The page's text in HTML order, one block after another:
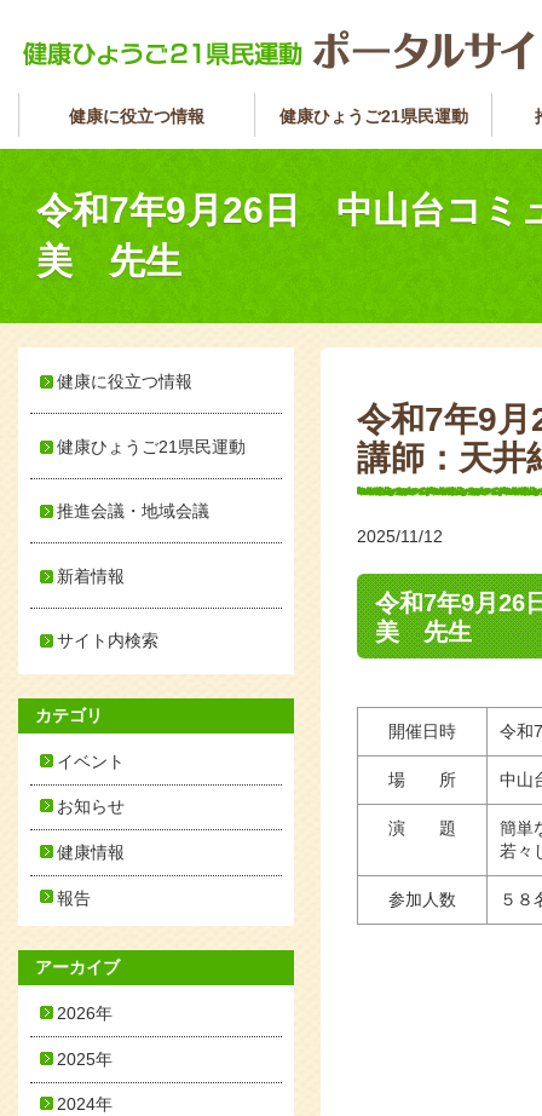
健康に役立つ情報 健康ひょうご21県民運動
令和7年9月26日 中山台コミ
美 先生
令和7年9
講師：天
2025/11/12
令和7年9月26
美 先生
開催日時 令和
場 所 中山
演 題
簡単
若々
参加人数 ５８
健康に役立つ情報
健康ひょうご21県民運動
推進会議・地域会議
新着情報
サイト内検索
カテゴリ
イベント
お知らせ
健康情報
報告
アーカイブ
2026年
2025年
2024年